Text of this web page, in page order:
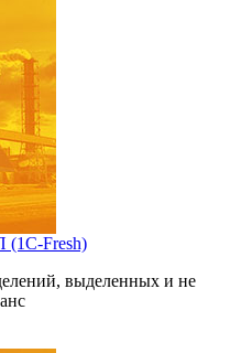
(1С-Fresh)
выделенных и не